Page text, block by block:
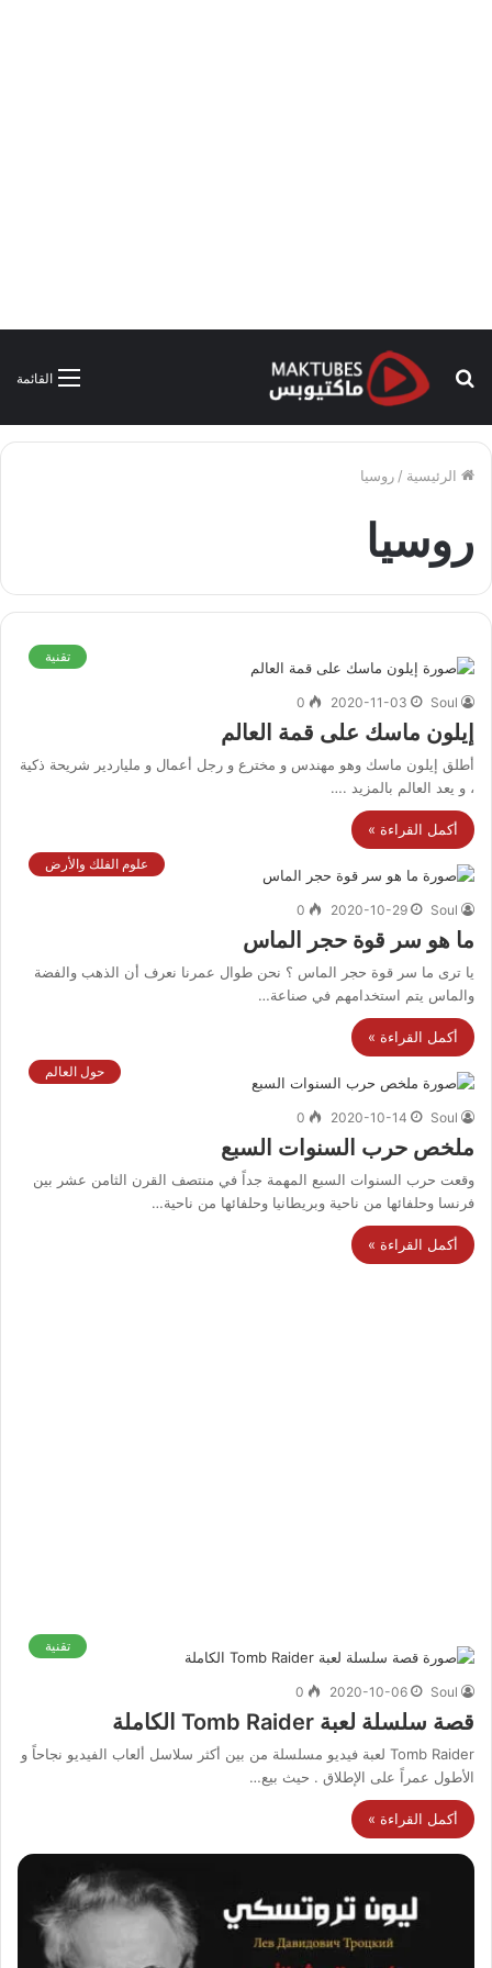
القائمة
بحث
الرئيسية / روسيا
روسيا
تقنية
Soul
2020-11-03
0
إيلون ماسك على قمة العالم
أطلق إيلون ماسك وهو مهندس و مخترع و رجل أعمال و ملياردير شريحة ذكية
، و يعد العالم بالمزيد .…
أكمل القراءة »
علوم الفلك والأرض
Soul
2020-10-29
0
ما هو سر قوة حجر الماس
يا ترى ما سر قوة حجر الماس ؟ نحن طوال عمرنا نعرف أن الذهب والفضة
والماس يتم استخدامهم في صناعة…
أكمل القراءة »
حول العالم
Soul
2020-10-14
0
ملخص حرب السنوات السبع
وقعت حرب السنوات السبع المهمة جداً في منتصف القرن الثامن عشر بين
فرنسا وحلفائها من ناحية وبريطانيا وحلفائها من ناحية…
أكمل القراءة »
تقنية
Soul
2020-10-06
0
قصة سلسلة لعبة Tomb Raider الكاملة
Tomb Raider لعبة فيديو مسلسلة من بين أكثر سلاسل ألعاب الفيديو نجاحاً و
الأطول عمراً على الإطلاق . حيث بيع…
أكمل القراءة »